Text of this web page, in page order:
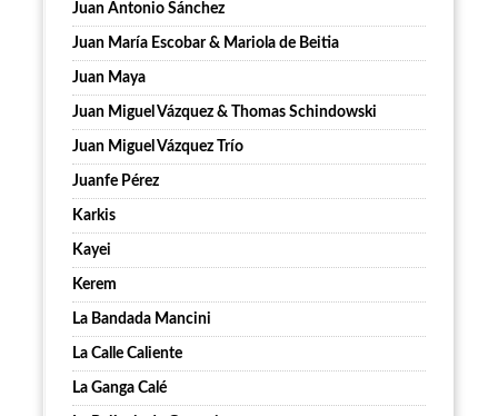
Juan Antonio Sánchez
Juan María Escobar & Mariola de Beitia
Juan Maya
Juan Miguel Vázquez & Thomas Schindowski
Juan Miguel Vázquez Trío
Juanfe Pérez
Karkis
Kayei
Kerem
La Bandada Mancini
La Calle Caliente
La Ganga Calé